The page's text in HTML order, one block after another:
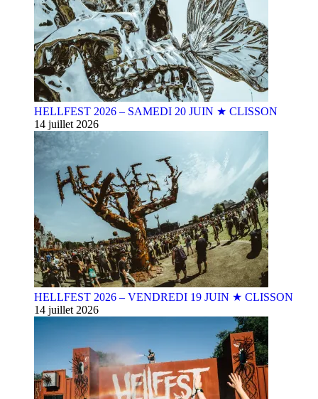
HELLFEST 2026 – SAMEDI 20 JUIN ★ CLISSON
14 juillet 2026
HELLFEST 2026 – VENDREDI 19 JUIN ★ CLISSON
14 juillet 2026